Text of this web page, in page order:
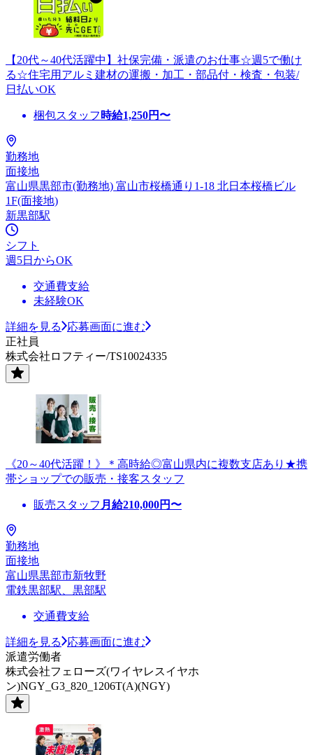
【20代～40代活躍中】社保完備・派遣のお仕事☆週5で働け
る☆住宅用アルミ建材の運搬・加工・部品付・検査・包装/
日払いOK
梱包スタッフ 時給1,250円〜
勤務地
面接地
富山県黒部市(勤務地) 富山市桜橋通り1-18 北日本桜橋ビル
1F(面接地)
新黒部駅
シフト
週5日からOK
交通費支給
未経験OK
詳細を見る
応募画面に進む
正社員
株式会社ロフティー/TS10024335
《20～40代活躍！》＊高時給◎富山県内に複数支店あり★携
帯ショップでの販売・接客スタッフ
販売スタッフ 月給210,000円〜
勤務地
面接地
富山県黒部市新牧野
電鉄黒部駅、黒部駅
交通費支給
詳細を見る
応募画面に進む
派遣労働者
株式会社フェローズ(ワイヤレスイヤホ
ン)NGY_G3_820_1206T(A)(NGY)